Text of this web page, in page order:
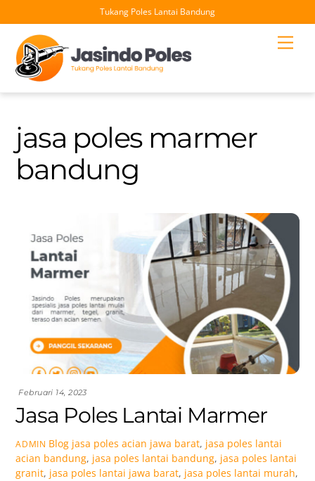
Tukang Poles Lantai Bandung
content
jasa poles marmer
bandung
Februari 14, 2023
Jasa Poles Lantai Marmer
ADMIN Blog jasa poles acian jawa barat, jasa poles lantai
acian bandung, jasa poles lantai bandung, jasa poles lantai
granit, jasa poles lantai jawa barat, jasa poles lantai murah,